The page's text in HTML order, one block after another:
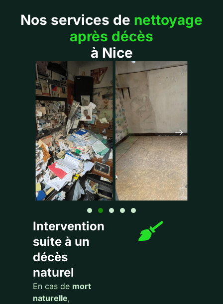
Nos services de nettoyage
après décès
à Nice
Intervention
suite à un
décès
naturel
En cas de mort
naturelle,